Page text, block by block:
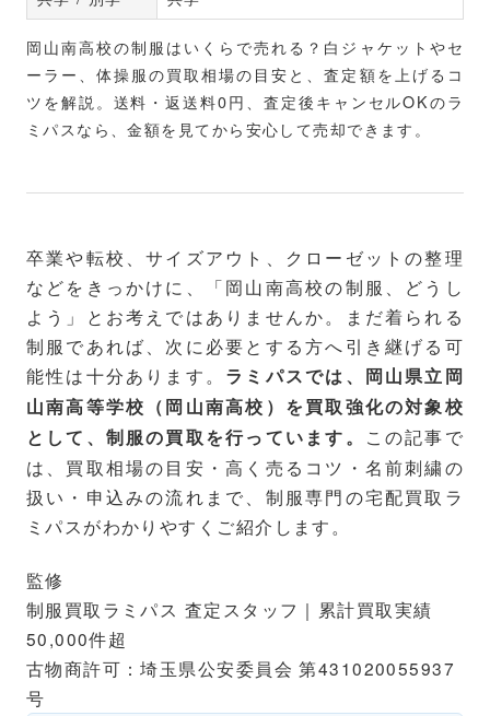
岡山南高校の制服はいくらで売れる？白ジャケットやセ
ーラー、体操服の買取相場の目安と、査定額を上げるコ
ツを解説。送料・返送料0円、査定後キャンセルOKのラ
ミパスなら、金額を見てから安心して売却できます。
卒業や転校、サイズアウト、クローゼットの整理
などをきっかけに、「岡山南高校の制服、どうし
よう」とお考えではありませんか。まだ着られる
制服であれば、次に必要とする方へ引き継げる可
能性は十分あります。 ラミパスでは、岡山県立岡
山南高等学校（岡山南高校）を買取強化の対象校
として、制服の買取を行っています。
この記事で
は、買取相場の目安・高く売るコツ・名前刺繍の
扱い・申込みの流れまで、制服専門の宅配買取ラ
ミパスがわかりやすくご紹介します。
監修
制服買取ラミパス 査定スタッフ｜累計買取実績
50,000件超
古物商許可：埼玉県公安委員会 第431020055937
号